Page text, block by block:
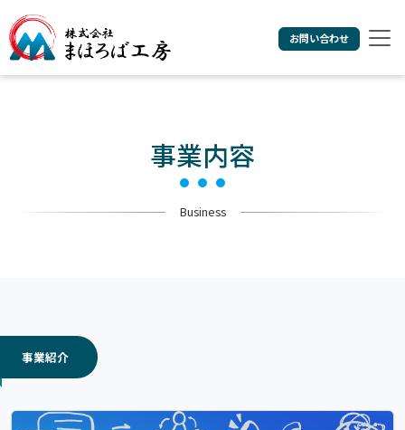
お問い合わせ
事業内容
Business
事業紹介